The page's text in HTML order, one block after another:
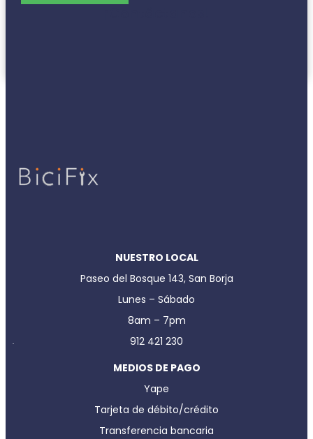
NUESTRO LOCAL
Paseo del Bosque 143, San Borja
Lunes – Sábado
8am – 7pm
912 421 230
MEDIOS DE PAGO
Yape
Tarjeta de débito/crédito
Transferencia bancaria